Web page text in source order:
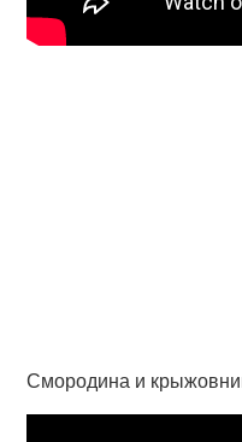
Смородина и